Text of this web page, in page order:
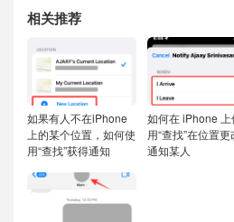
相关推荐
如果有人不在iPhone
上的某个位置，如何使
用“查找”获得通知
如何在 iPhone 上
用“查找”在位置
通知某人